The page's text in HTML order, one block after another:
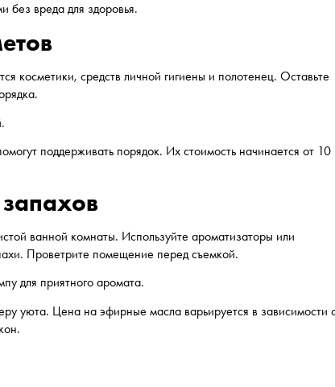
без вреда для здоровья.
косметики, средств личной гигиены и полотенец. Оставьте
поддерживать порядок. Их стоимость начинается от 10
ванной комнаты. Используйте ароматизаторы или
Проветрите помещение перед съемкой.
для приятного аромата.
уюта. Цена на эфирные масла варьируется в зависимости